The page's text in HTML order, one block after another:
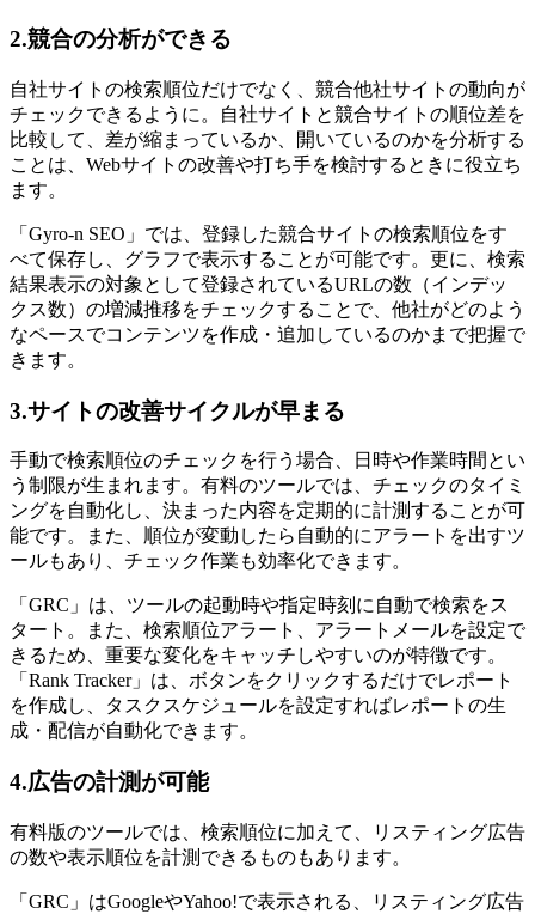
2.競合の分析ができる
自社サイトの検索順位だけでなく、競合他社サイトの動向が
チェックできるように。自社サイトと競合サイトの順位差を
比較して、差が縮まっているか、開いているのかを分析する
ことは、Webサイトの改善や打ち手を検討するときに役立ち
ます。
「Gyro-n SEO」では、登録した競合サイトの検索順位をす
べて保存し、グラフで表示することが可能です。更に、検索
結果表示の対象として登録されているURLの数（インデッ
クス数）の増減推移をチェックすることで、他社がどのよう
なペースでコンテンツを作成・追加しているのかまで把握で
きます。
3.サイトの改善サイクルが早まる
手動で検索順位のチェックを行う場合、日時や作業時間とい
う制限が生まれます。有料のツールでは、チェックのタイミ
ングを自動化し、決まった内容を定期的に計測することが可
能です。また、順位が変動したら自動的にアラートを出すツ
ールもあり、チェック作業も効率化できます。
「GRC」は、ツールの起動時や指定時刻に自動で検索をス
タート。また、検索順位アラート、アラートメールを設定で
きるため、重要な変化をキャッチしやすいのが特徴です。
「Rank Tracker」は、ボタンをクリックするだけでレポート
を作成し、タスクスケジュールを設定すればレポートの生
成・配信が自動化できます。
4.広告の計測が可能
有料版のツールでは、検索順位に加えて、リスティング広告
の数や表示順位を計測できるものもあります。
「GRC」はGoogleやYahoo!で表示される、リスティング広告